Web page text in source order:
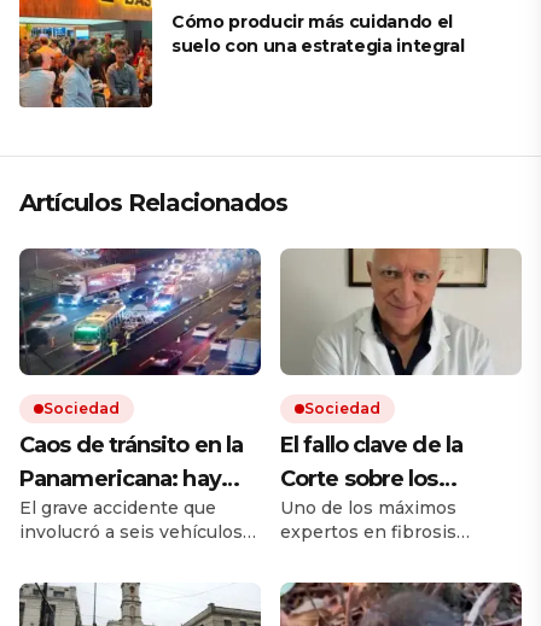
Cómo producir más cuidando el
suelo con una estrategia integral
Artículos Relacionados
Sociedad
Caos de tránsito en la
Panamericana: hay
cinco heridos por un
choque múltiple
El grave accidente que
involucró a seis vehículos
25 de la autopista, en
sentido hacia la Provincia
Sociedad
El fallo clave de la
Corte sobre los
remedios, el mensaje
de un referente
médico y otro posible
conflicto en puerta
Uno de los máximos
expertos en fibrosis
cobertura en salud sea
sobre un remedio más